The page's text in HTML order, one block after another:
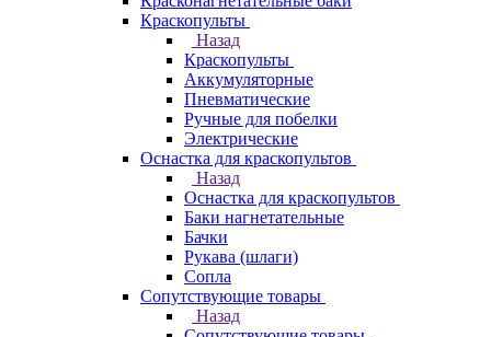
Краскопульты
Назад
Краскопульты
Аккумуляторные
Пневматические
Ручные для побелки
Электрические
Оснастка для краскопультов
Назад
Оснастка для краскопультов
Баки нагнетательные
Бачки
Рукава (шлаги)
Сопла
Сопутствующие товары
Назад